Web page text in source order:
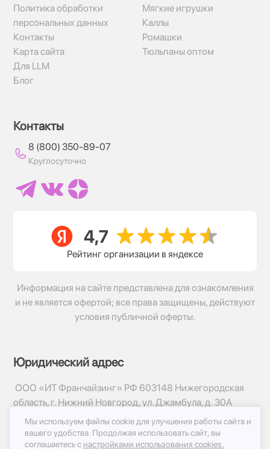
Политика обработки
персональных данных
Контакты
Карта сайта
Для LLM
Блог
Мягкие игрушки
Каллы
Ромашки
Тюльпаны оптом
Контакты
8 (800) 350-89-07
Круглосуточно
Рейтинг организации в яндексе
Информация на сайте представлена для ознакомления
и не является офертой; все права защищены, действуют
условия публичной оферты.
Юридический адрес
ООО «ИТ Франчайзинг» РФ 603148 Нижегородская
область, г. Нижний Новгород, ул. Джамбула, д. 30А
© 2017-2026г, База Цветов 24.ру
Политика конфиденциальности
Мы используем файлы cookie для улучшения работы сайта и
вашего удобства. Продолжая использовать сайт, вы
соглашаетесь с настройками использования cookies.